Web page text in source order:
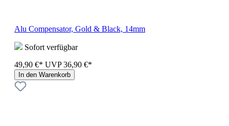
Alu Compensator, Gold & Black, 14mm
Sofort verfügbar
49,90 €* UVP 36,90 €*
In den Warenkorb